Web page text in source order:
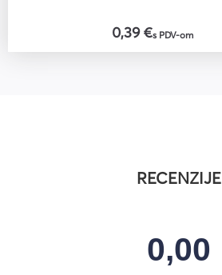
0,39 €s PDV-om
RECENZIJE
0,00